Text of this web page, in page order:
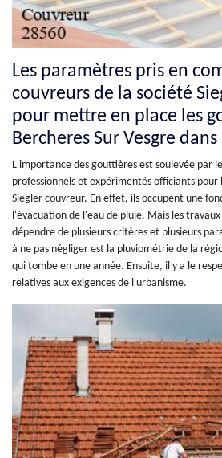
Les paramètres pris en
couvreurs de la société
pour mettre en place les
Bercheres Sur Vesgre
L'importance des gouttières est soulevée par
professionnels et expérimentés officiants
Siegler couvreur. En effet, ils occupent une
l'évacuation de l'eau de pluie. Mais les
dépendre de plusieurs critères et plusieurs
à ne pas négliger est la pluviométrie de la
qui tombe en une année. Ensuite, il y a le
relatives aux exigences de l'urbanisme.